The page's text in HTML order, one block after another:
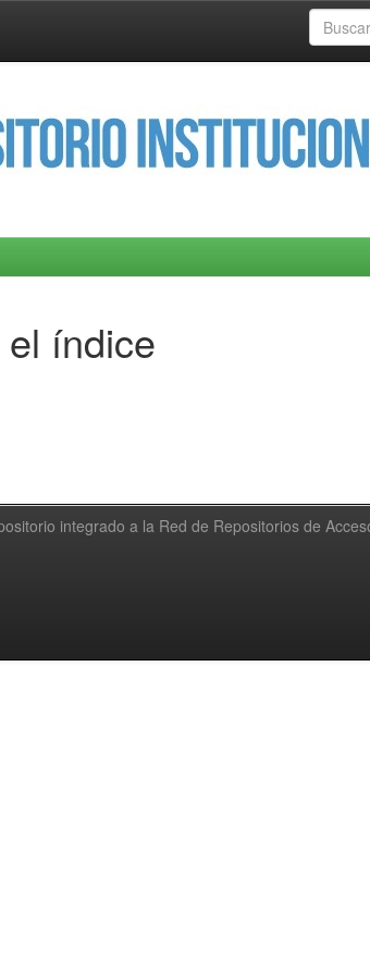
índice
integrado a la Red de Repositorios de